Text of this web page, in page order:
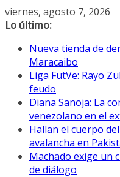
Saltar
al
viernes, agosto 7, 2026
Lo último:
Nueva tienda de
Maracaibo
Liga FutVe: Rayo
feudo
Diana Sanoja: La
venezolano en el
Hallan el cuerpo
avalancha en
Machado exige un
de diálogo